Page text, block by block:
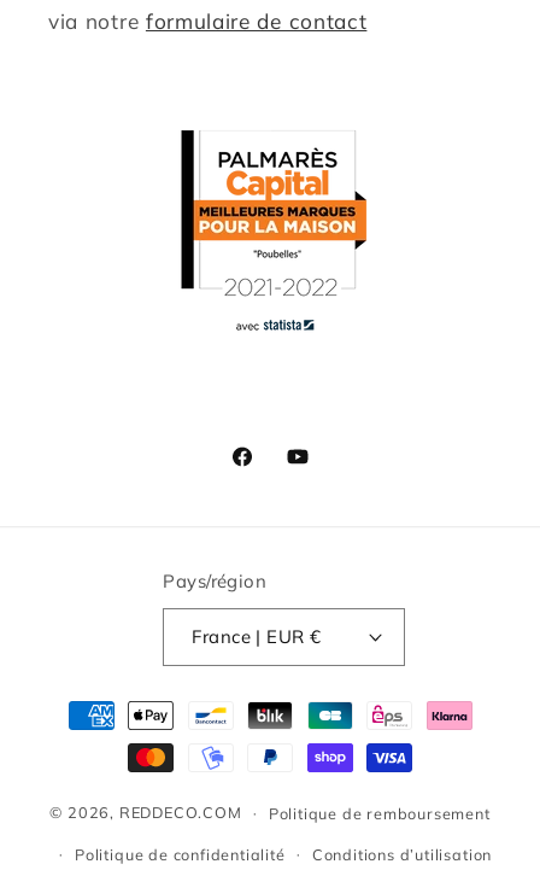
via notre formulaire de contact
FacebookYouTube
Pays/région
France | EUR €
Moyens
de
paiement
© 2026, REDDECO.COM Politique de remboursement
Politique de confidentialité Conditions d’utilisation